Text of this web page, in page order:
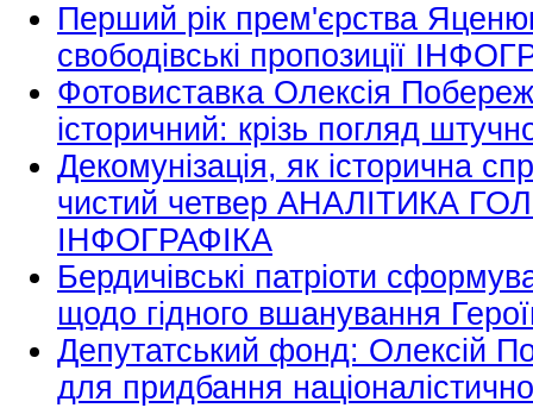
Перший рік прем'єрства
свободівські пропозиції
Фотовиставка Олексія
історичний: крізь погляд
Декомунізація, як історична
чистий четвер АНАЛІТИКА
ІНФОГРАФІКА
Бердичівські патріоти
щодо гідного вшанування
Депутатський фонд: Олексій
для придбання